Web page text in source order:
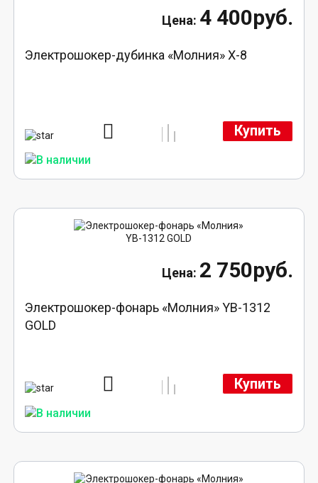
4 400руб.
Электрошокер-дубинка «Молния» Х-8
Купить
2 750руб.
Электрошокер-фонарь «Молния» YB-1312
GOLD
Купить